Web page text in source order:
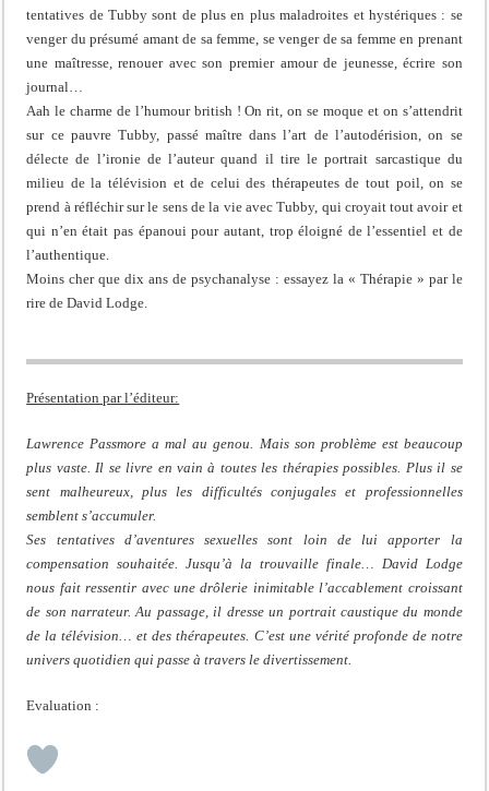
tentatives de Tubby sont de plus en plus maladroites et hystériques : se
venger du présumé amant de sa femme, se venger de sa femme en prenant
une maîtresse, renouer avec son premier amour de jeunesse, écrire son
journal…
Aah le charme de l’humour british ! On rit, on se moque et on s’attendrit
sur ce pauvre Tubby, passé maître dans l’art de l’autodérision, on se
délecte de l’ironie de l’auteur quand il tire le portrait sarcastique du
milieu de la télévision et de celui des thérapeutes de tout poil, on se
prend à réfléchir sur le sens de la vie avec Tubby, qui croyait tout avoir et
qui n’en était pas épanoui pour autant, trop éloigné de l’essentiel et de
l’authentique.
Moins cher que dix ans de psychanalyse : essayez la « Thérapie » par le
rire de David Lodge.
Présentation par l’éditeur:
Lawrence Passmore a mal au genou. Mais son problème est beaucoup
plus vaste. Il se livre en vain à toutes les thérapies possibles. Plus il se
sent malheureux, plus les difficultés conjugales et professionnelles
semblent s’accumuler.
Ses tentatives d’aventures sexuelles sont loin de lui apporter la
compensation souhaitée. Jusqu’à la trouvaille finale… David Lodge
nous fait ressentir avec une drôlerie inimitable l’accablement croissant
de son narrateur. Au passage, il dresse un portrait caustique du monde
de la télévision… et des thérapeutes. C’est une vérité profonde de notre
univers quotidien qui passe à travers le divertissement.
Evaluation :